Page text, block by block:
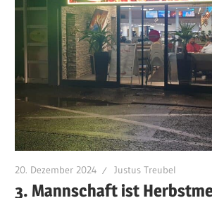
20. Dezember 2024 Justus Treubel
3. Mannschaft ist